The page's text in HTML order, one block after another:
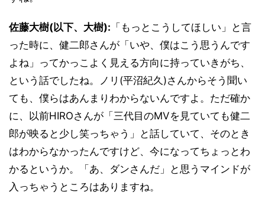
佐藤大樹(以下、大樹): 「もっとこうしてほしい」と言
った時に、健二郎さんが「いや、僕はこう思うんです
よね」ってかっこよく見える方向に持っていきがち、
という話でしたね。ノリ(平沼紀久)さんからそう聞い
ても、僕らはあんまりわからないんですよ。ただ確か
に、以前HIROさんが「三代目のMVを見ていても健二
郎が映ると少し笑っちゃう」と話していて、そのとき
はわからなかったんですけど、今になってちょっとわ
かるというか。「あ、ダンさんだ」と思うマインドが
入っちゃうところはありますね。